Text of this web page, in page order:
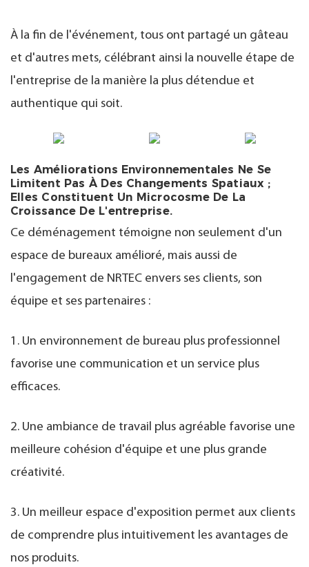
À la fin de l'événement, tous ont partagé un gâteau
et d'autres mets, célébrant ainsi la nouvelle étape de
l'entreprise de la manière la plus détendue et
authentique qui soit.
Les Améliorations Environnementales Ne Se
Limitent Pas À Des Changements Spatiaux ;
Elles Constituent Un Microcosme De La
Croissance De L'entreprise.
Ce déménagement témoigne non seulement d'un
espace de bureaux amélioré, mais aussi de
l'engagement de NRTEC envers ses clients, son
équipe et ses partenaires :
1. Un environnement de bureau plus professionnel
favorise une communication et un service plus
efficaces.
2. Une ambiance de travail plus agréable favorise une
meilleure cohésion d'équipe et une plus grande
créativité.
3. Un meilleur espace d'exposition permet aux clients
de comprendre plus intuitivement les avantages de
nos produits.